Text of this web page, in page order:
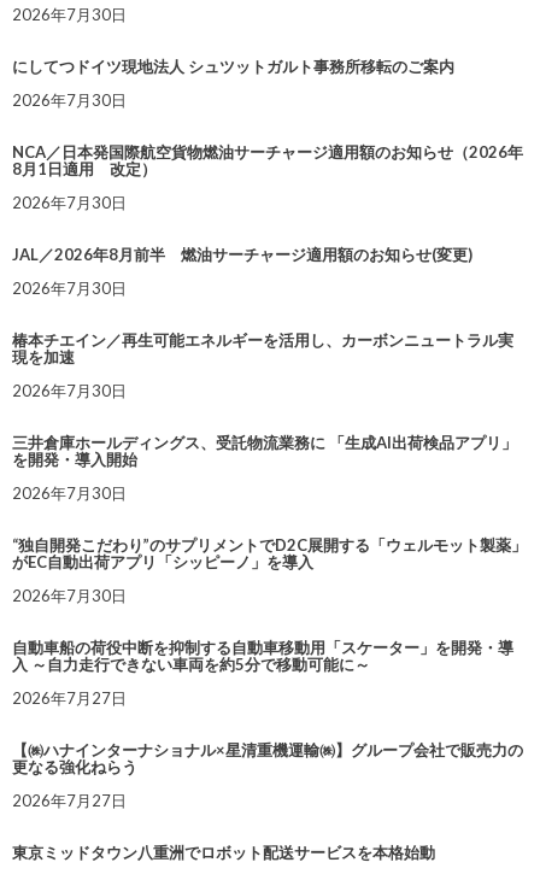
2026年7月30日
にしてつドイツ現地法人 シュツットガルト事務所移転のご案内
2026年7月30日
NCA／日本発国際航空貨物燃油サーチャージ適用額のお知らせ（2026年
8月1日適用 改定）
2026年7月30日
JAL／2026年8月前半 燃油サーチャージ適用額のお知らせ(変更)
2026年7月30日
椿本チエイン／再生可能エネルギーを活用し、カーボンニュートラル実
現を加速
2026年7月30日
三井倉庫ホールディングス、受託物流業務に 「生成AI出荷検品アプリ」
を開発・導入開始
2026年7月30日
“独自開発こだわり”のサプリメントでD2C展開する「ウェルモット製薬」
がEC自動出荷アプリ「シッピーノ」を導入
2026年7月30日
自動車船の荷役中断を抑制する自動車移動用「スケーター」を開発・導
入 ～自力走行できない車両を約5分で移動可能に～
2026年7月27日
【㈱ハナインターナショナル×星清重機運輸㈱】グループ会社で販売力の
更なる強化ねらう
2026年7月27日
東京ミッドタウン八重洲でロボット配送サービスを本格始動